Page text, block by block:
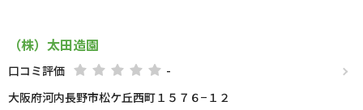
（株）太田造園
口コミ評価
-
大阪府河内長野市松ケ丘西町１５７６−１２